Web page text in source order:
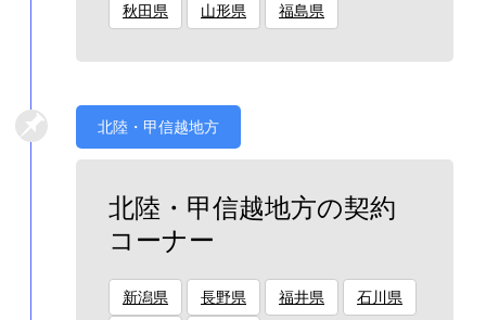
秋田県 山形県 福島県
北陸・甲信越地方
北陸・甲信越地方の契約
コーナー
新潟県 長野県 福井県 石川県